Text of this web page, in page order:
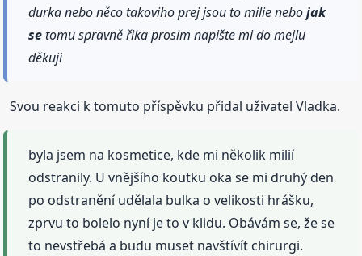
durka nebo něco takoviho prej jsou to milie nebojak
setomu spravně řika prosim napište mi do mejlu
děkuji
Svou reakci k tomuto příspěvku přidal uživatel Vladka.
byla jsem na kosmetice, kde mi několik milií
odstranily. U vnějšího koutku oka se mi druhý den
po odstranění udělala bulka o velikosti hrášku,
zprvu to bolelo nyní je to v klidu. Obávám se, že se
to nevstřebá a budu muset navštívít chirurgi.